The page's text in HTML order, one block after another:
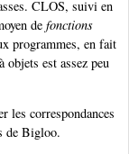
CLOS, suivi en
de fonctions
programmes, en fait
est assez peu
les correspondances
de Bigloo.